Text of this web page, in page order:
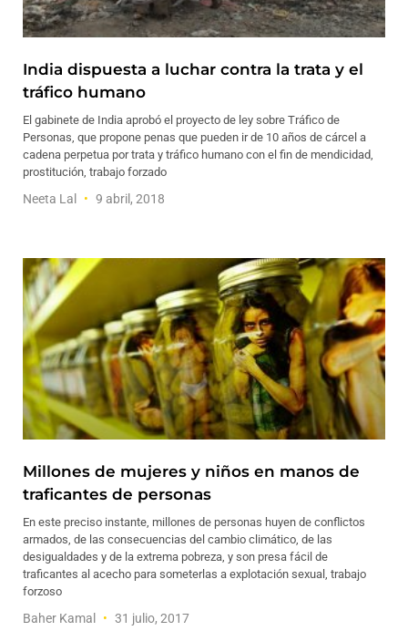
India dispuesta a luchar contra la trata y el
tráfico humano
El gabinete de India aprobó el proyecto de ley sobre Tráfico de
Personas, que propone penas que pueden ir de 10 años de cárcel a
cadena perpetua por trata y tráfico humano con el fin de mendicidad,
prostitución, trabajo forzado
Neeta Lal 9 abril, 2018
Millones de mujeres y niños en manos de
traficantes de personas
En este preciso instante, millones de personas huyen de conflictos
armados, de las consecuencias del cambio climático, de las
desigualdades y de la extrema pobreza, y son presa fácil de
traficantes al acecho para someterlas a explotación sexual, trabajo
forzoso
Baher Kamal 31 julio, 2017